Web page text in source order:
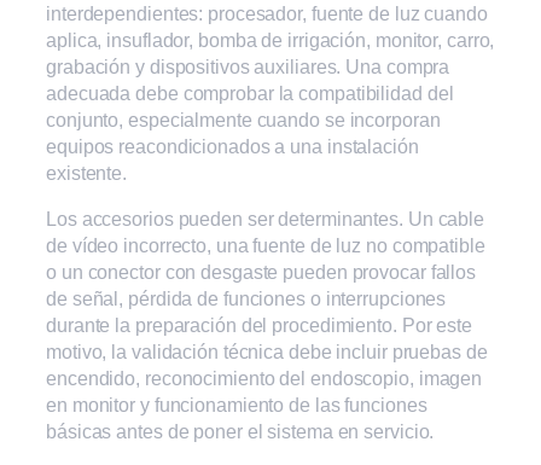
interdependientes: procesador, fuente de luz cuando
aplica, insuflador, bomba de irrigación, monitor, carro,
grabación y dispositivos auxiliares. Una compra
adecuada debe comprobar la compatibilidad del
conjunto, especialmente cuando se incorporan
equipos reacondicionados a una instalación
existente.
Los accesorios pueden ser determinantes. Un cable
de vídeo incorrecto, una fuente de luz no compatible
o un conector con desgaste pueden provocar fallos
de señal, pérdida de funciones o interrupciones
durante la preparación del procedimiento. Por este
motivo, la validación técnica debe incluir pruebas de
encendido, reconocimiento del endoscopio, imagen
en monitor y funcionamiento de las funciones
básicas antes de poner el sistema en servicio.